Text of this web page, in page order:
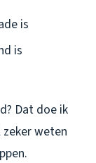
is
is
Dat doe ik
weten